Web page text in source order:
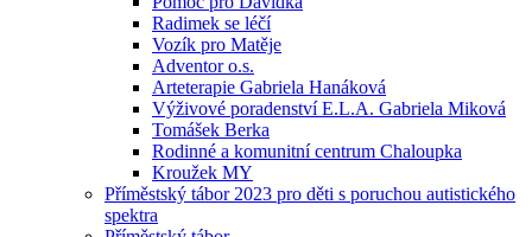
Radimek se léčí
Vozík pro Matěje
Adventor o.s.
Arteterapie Gabriela Hanáková
Výživové poradenství E.L.A. Gabriela Miková
Tomášek Berka
Rodinné a komunitní centrum Chaloupka
Kroužek MY
Příměstský tábor 2023 pro děti s poruchou autistického
spektra